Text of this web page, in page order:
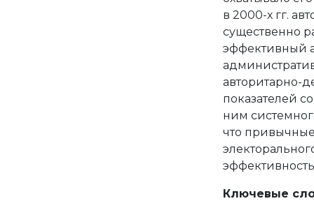
в 2000-х гг.
существенно
эффективный
авторитарно-
показателей
ним
что
Ключевые